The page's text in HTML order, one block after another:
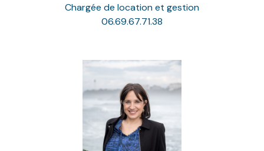
Chargée de location et gestion
06.69.67.71.38